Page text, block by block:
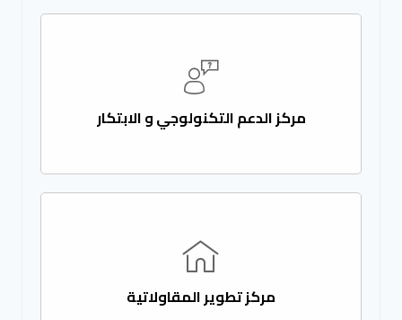
مركز الدعم التكنولوجي و الابتكار
مركز تطوير المقاولاتية